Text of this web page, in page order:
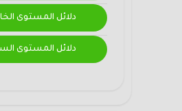
دلائل المستوى
دلائل المستوى